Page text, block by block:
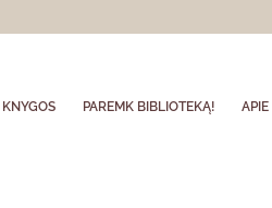
PAREMK BIBLIOTEKĄ!